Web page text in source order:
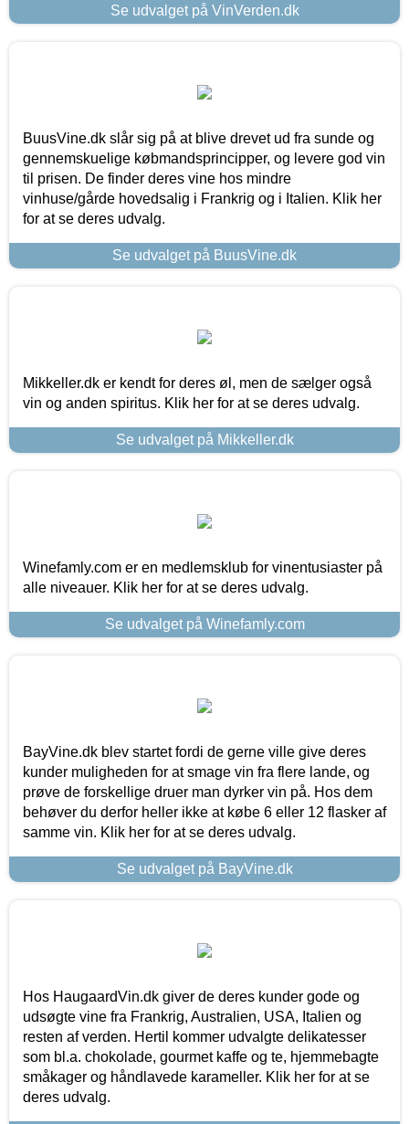
Se udvalget på VinVerden.dk
BuusVine.dk slår sig på at blive drevet ud fra sunde og
gennemskuelige købmandsprincipper, og levere god vin
til prisen. De finder deres vine hos mindre
vinhuse/gårde hovedsalig i Frankrig og i Italien. Klik her
for at se deres udvalg.
Se udvalget på BuusVine.dk
Mikkeller.dk er kendt for deres øl, men de sælger også
vin og anden spiritus. Klik her for at se deres udvalg.
Se udvalget på Mikkeller.dk
Winefamly.com er en medlemsklub for vinentusiaster på
alle niveauer. Klik her for at se deres udvalg.
Se udvalget på Winefamly.com
BayVine.dk blev startet fordi de gerne ville give deres
kunder muligheden for at smage vin fra flere lande, og
prøve de forskellige druer man dyrker vin på. Hos dem
behøver du derfor heller ikke at købe 6 eller 12 flasker af
samme vin. Klik her for at se deres udvalg.
Se udvalget på BayVine.dk
Hos HaugaardVin.dk giver de deres kunder gode og
udsøgte vine fra Frankrig, Australien, USA, Italien og
resten af verden. Hertil kommer udvalgte delikatesser
som bl.a. chokolade, gourmet kaffe og te, hjemmebagte
småkager og håndlavede karameller. Klik her for at se
deres udvalg.